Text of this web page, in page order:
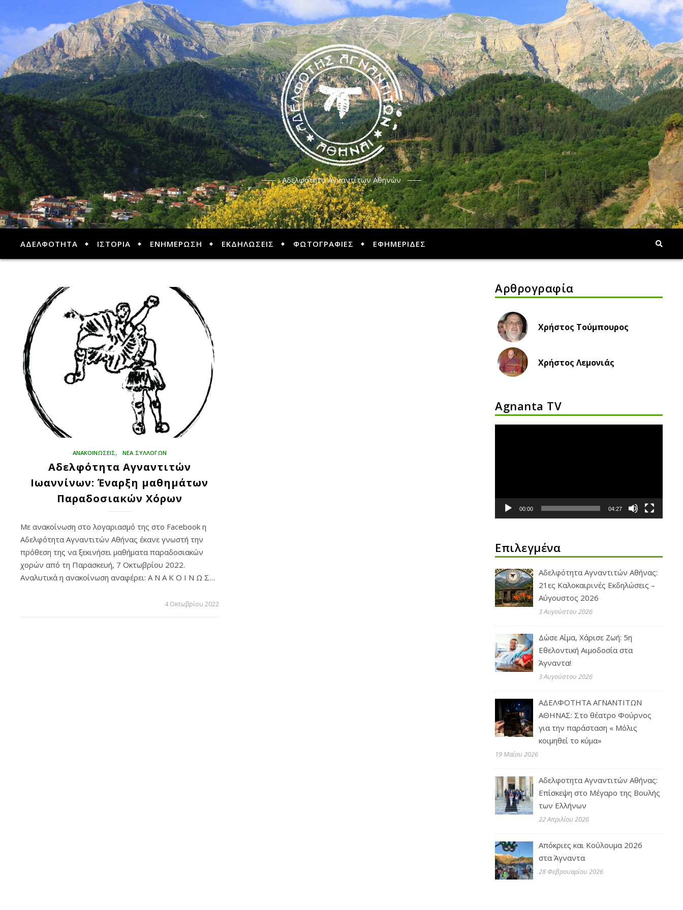
Αδελφότητα Αγναντίτων Αθηνών
ΑΔΕΛΦΟΤΗΤΑ ΙΣΤΟΡΙΑ ΕΝΗΜΕΡΩΣΗ ΕΚΔΗΛΩΣΕΙΣ ΦΩΤΟΓΡΑΦΙΕΣ ΕΦΗΜΕΡΙΔΕΣ
ΑΝΑΚΟΙΝΩΣΕΙΣ, ΝΕΑ ΣΥΛΛΟΓΩΝ
Αδελφότητα Αγναντιτών
Ιωαννίνων: Έναρξη μαθημάτων
Παραδοσιακών Χόρων
Με ανακοίνωση στο λογαριασμό της στο Facebook η
Αδελφότητα Αγναντιτών Αθήνας έκανε γνωστή την
πρόθεση της να ξεκινήσει μαθήματα παραδοσιακών
χορών από τη Παρασκευή, 7 Οκτωβρίου 2022.
Αναλυτικά η ανακοίνωση αναφέρει: Α Ν Α Κ Ο Ι Ν Ω Σ…
4 Οκτωβρίου 2022
Αρθρογραφία
Χρήστος Τούμπουρος
Χρήστος Λεμονιάς
Agnanta TV
00:00 04:27
Επιλεγμένα
Αδελφότητα Αγναντιτών Αθήνας:
21ες Καλοκαιρινές Εκδηλώσεις –
Αύγουστος 2026
3 Αυγούστου 2026
Δώσε Αίμα, Χάρισε Ζωή: 5η
Εθελοντική Αιμοδοσία στα
Άγναντα!
3 Αυγούστου 2026
ΑΔΕΛΦΟΤΗΤΑ ΑΓΝΑΝΤΙΤΩΝ
ΑΘΗΝΑΣ: Στο θέατρο Φούρνος
για την παράσταση « Μόλις
κοιμηθεί το κύμα»
19 Μαΐου 2026
Αδελφοτητα Αγναντιτών Αθήνας:
Επίσκεψη στο Μέγαρο της Βουλής
των Ελλήνων
22 Απριλίου 2026
Απόκριες και Κούλουμα 2026
στα Άγναντα
28 Φεβρουαρίου 2026